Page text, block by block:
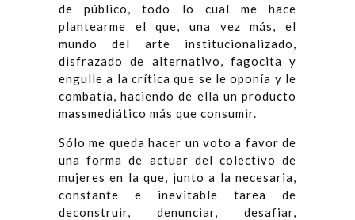
de público, todo lo cual me hace
plantearme el que, una vez más, el
mundo del arte institucionalizado,
disfrazado de alternativo, fagocita y
engulle a la crítica que se le oponía y le
combatía, haciendo de ella un producto
massmediático más que consumir.
Sólo me queda hacer un voto a favor de
una forma de actuar del colectivo de
mujeres en la que, junto a la necesaria,
constante e inevitable tarea de
deconstruir, denunciar, desafiar,